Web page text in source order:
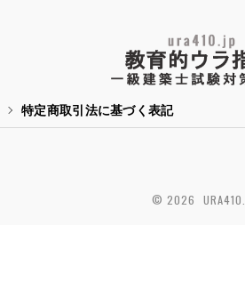
特定商取引法に基づく表記
© 2026 URA410.